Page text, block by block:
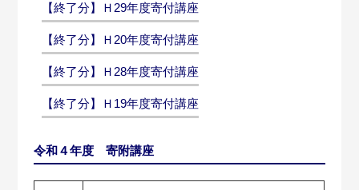
【終了分】Ｈ29年度寄付講座
【終了分】Ｈ20年度寄付講座
【終了分】Ｈ28年度寄付講座
【終了分】Ｈ19年度寄付講座
令和４年度 寄附講座